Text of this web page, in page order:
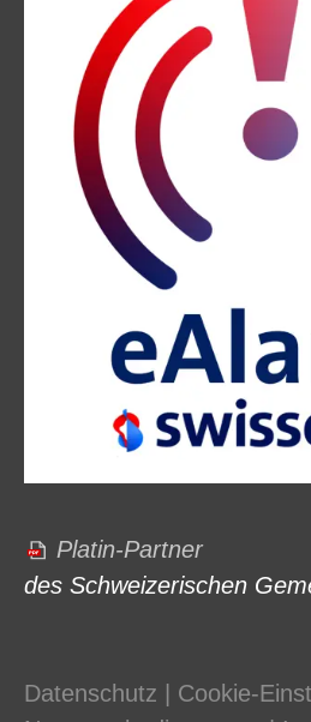
Platin-Partner
des Schweizerischen
Datenschutz Cookie-